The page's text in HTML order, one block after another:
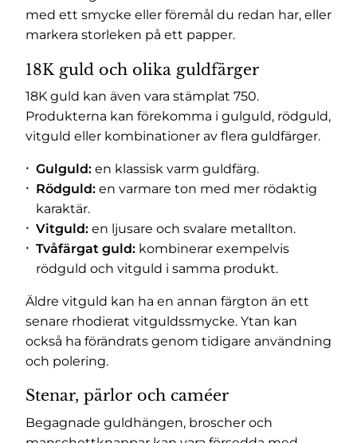
med ett smycke eller föremål du redan har, eller
markera storleken på ett papper.
18K guld och olika guldfärger
18K guld kan även vara stämplat 750.
Produkterna kan förekomma i gulguld, rödguld,
vitguld eller kombinationer av flera guldfärger.
Gulguld: en klassisk varm guldfärg.
Rödguld: en varmare ton med mer rödaktig
karaktär.
Vitguld: en ljusare och svalare metallton.
Tvåfärgat guld: kombinerar exempelvis
rödguld och vitguld i samma produkt.
Äldre vitguld kan ha en annan färgton än ett
senare rhodierat vitguldssmycke. Ytan kan
också ha förändrats genom tidigare användning
och polering.
Stenar, pärlor och caméer
Begagnade guldhängen, broscher och